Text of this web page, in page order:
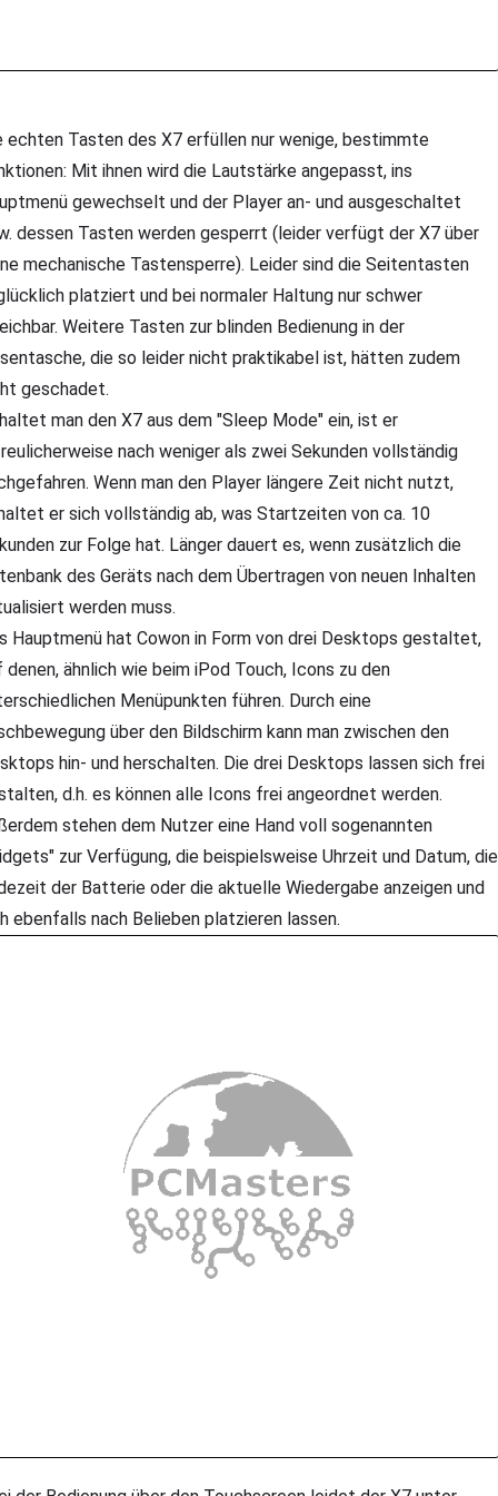
echten Tasten des X7 erfüllen nur wenige, bestimmte
Mit ihnen wird die Lautstärke angepasst, ins
gewechselt und der Player an- und ausgeschaltet
dessen Tasten werden gesperrt (leider verfügt der X7 über
mechanische Tastensperre). Leider sind die Seitentasten
platziert und bei normaler Haltung nur schwer
Weitere Tasten zur blinden Bedienung in der
die so leider nicht praktikabel ist, hätten zudem
geschadet.
man den X7 aus dem "Sleep Mode" ein, ist er
nach weniger als zwei Sekunden vollständig
Wenn man den Player längere Zeit nicht nutzt,
er sich vollständig ab, was Startzeiten von ca. 10
zur Folge hat. Länger dauert es, wenn zusätzlich die
des Geräts nach dem Übertragen von neuen Inhalten
werden muss.
Hauptmenü hat Cowon in Form von drei Desktops gestaltet,
denen, ähnlich wie beim iPod Touch, Icons zu den
Menüpunkten führen. Durch eine
über den Bildschirm kann man zwischen den
hin- und herschalten. Die drei Desktops lassen sich frei
d.h. es können alle Icons frei angeordnet werden.
stehen dem Nutzer eine Hand voll sogenannten
zur Verfügung, die beispielsweise Uhrzeit und Datum, die
der Batterie oder die aktuelle Wiedergabe anzeigen und
ebenfalls nach Belieben platzieren lassen.